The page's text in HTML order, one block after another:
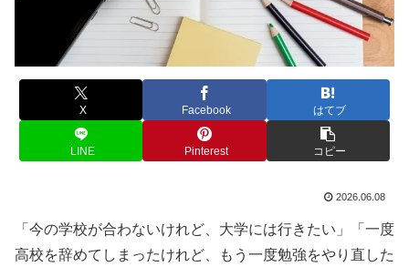
X Facebook はてブ
LINE Pinterest コピー
2026.06.08
「今の学校が合わないけれど、大学には行きたい」「一度
高校を辞めてしまったけれど、もう一度勉強をやり直した